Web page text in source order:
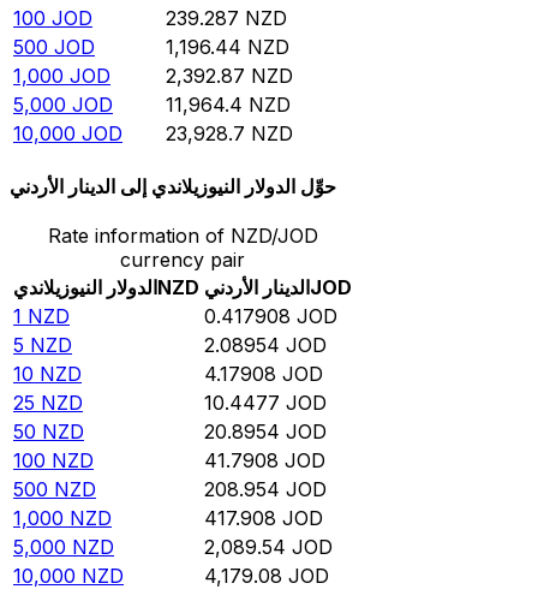
100 JOD 239.287 NZD
500 JOD 1,196.44 NZD
1,000 JOD 2,392.87 NZD
5,000 JOD 11,964.4 NZD
10,000 JOD 23,928.7 NZD
حوِّل الدولار النيوزيلاندي إلى الدينار الأردني
Rate information of NZD/JOD
currency pair
الدولار النيوزيلانديNZD الدينار الأردنيJOD
1 NZD 0.417908 JOD
5 NZD 2.08954 JOD
10 NZD 4.17908 JOD
25 NZD 10.4477 JOD
50 NZD 20.8954 JOD
100 NZD 41.7908 JOD
500 NZD 208.954 JOD
1,000 NZD 417.908 JOD
5,000 NZD 2,089.54 JOD
10,000 NZD 4,179.08 JOD